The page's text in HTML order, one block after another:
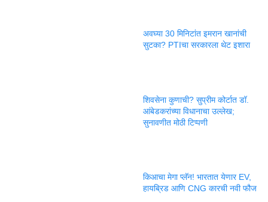
अवघ्या 30 मिनिटांत इमरान खानांची
सुटका? PTIचा सरकारला थेट इशारा
शिवसेना कुणाची? सुप्रीम कोर्टात डॉ.
आंबेडकरांच्या विधानाचा उल्लेख;
सुनावणीत मोठी टिप्पणी
किआचा मेगा प्लॅन! भारतात येणार EV,
हायब्रिड आणि CNG कारची नवी फौज